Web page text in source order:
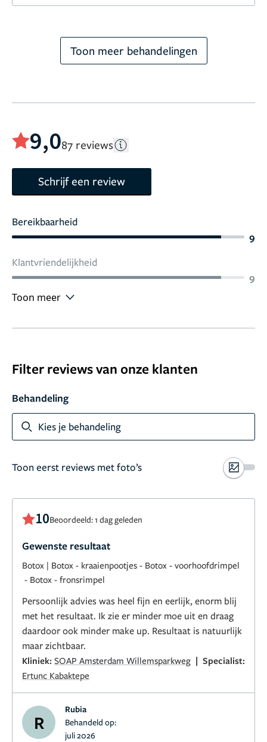
Toon meer behandelingen
9,087 reviews
Schrijf een review
Bereikbaarheid
9
Klantvriendelijkheid
9
Toon meer
Filter reviews van onze klanten
Behandeling
Kies je behandeling
Toon eerst reviews met foto’s
10Beoordeeld: 1 dag geleden
Gewenste resultaat
Botox | Botox - kraaienpootjes - Botox - voorhoofdrimpel
- Botox - fronsrimpel
Persoonlijk advies was heel fijn en eerlijk, enorm blij
met het resultaat. Ik zie er minder moe uit en draag
daardoor ook minder make up. Resultaat is natuurlijk
maar zichtbaar.
Kliniek: SOAP Amsterdam Willemsparkweg | Specialist:
Ertunc Kabaktepe
R
Rubia
Behandeld op:
juli 2026